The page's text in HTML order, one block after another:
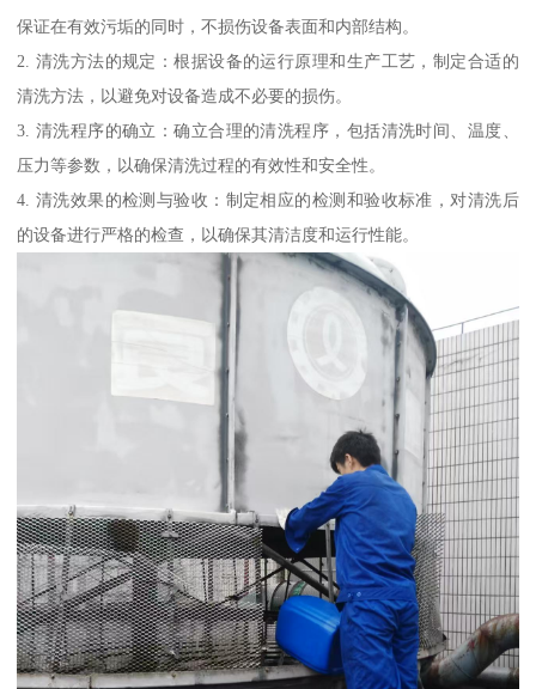
保证在有效污垢的同时，不损伤设备表面和内部结构。
2. 清洗方法的规定：根据设备的运行原理和生产工艺，制定合适的
清洗方法，以避免对设备造成不必要的损伤。
3. 清洗程序的确立：确立合理的清洗程序，包括清洗时间、温度、
压力等参数，以确保清洗过程的有效性和安全性。
4. 清洗效果的检测与验收：制定相应的检测和验收标准，对清洗后
的设备进行严格的检查，以确保其清洁度和运行性能。